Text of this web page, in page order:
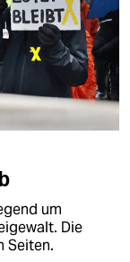
um
Die
Seiten.